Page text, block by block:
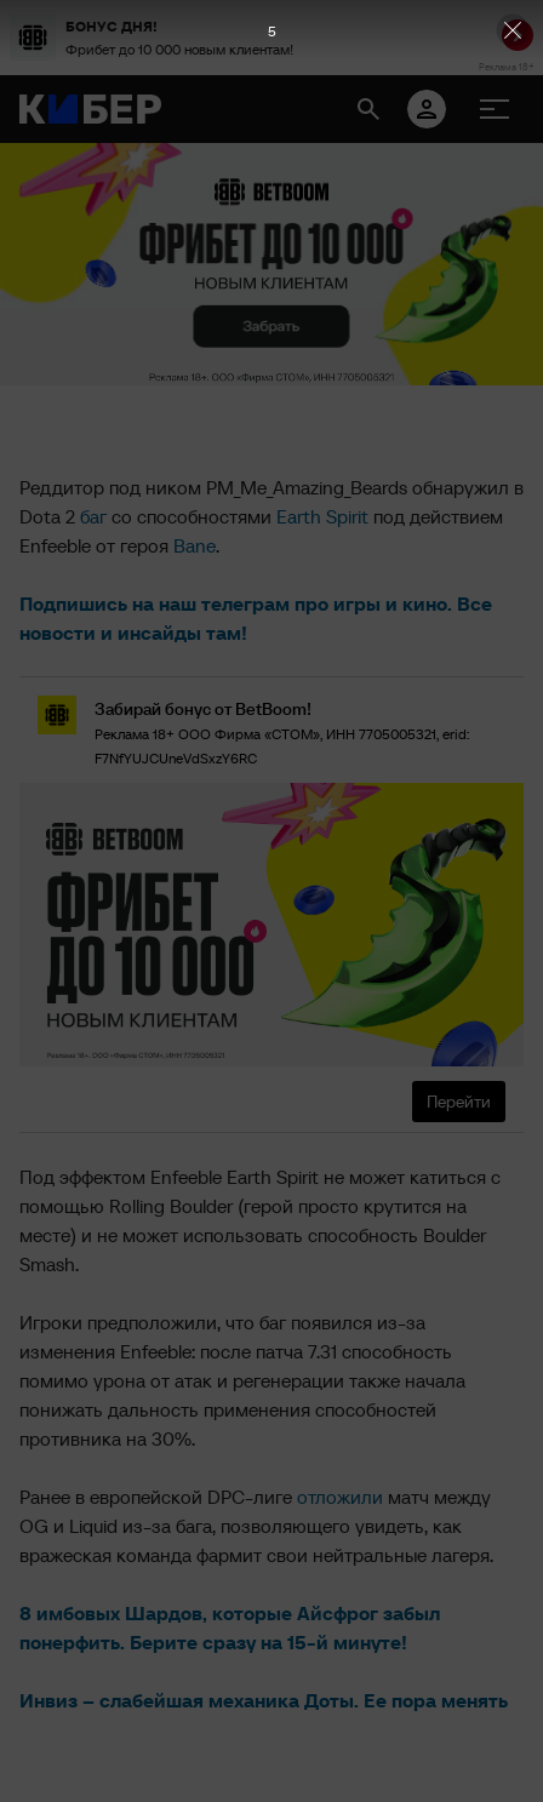
БОНУС ДНЯ!
Фрибет до 10 000 новым клиентам!
Реклама 18+
Реддитор под ником PM_Me_Amazing_Beards обнаружил в
Dota 2 баг со способностями Earth Spirit под действием
Enfeeble от героя Bane.
Подпишись на наш телеграм про игры и кино. Все
новости и инсайды там!
Забирай бонус от BetBoom!
Реклама 18+ ООО Фирма «СТОМ», ИНН 7705005321, erid:
F7NfYUJCUneVdSxzY6RC
Перейти
Под эффектом Enfeeble Earth Spirit не может катиться с
помощью Rolling Boulder (герой просто крутится на
месте) и не может использовать способность Boulder
Smash.
Игроки предположили, что баг появился из-за
изменения Enfeeble: после патча 7.31 способность
помимо урона от атак и регенерации также начала
понижать дальность применения способностей
противника на 30%.
Ранее в европейской DPC-лиге отложили матч между
OG и Liquid из-за бага, позволяющего увидеть, как
вражеская команда фармит свои нейтральные лагеря.
8 имбовых Шардов, которые Айсфрог забыл
понерфить. Берите сразу на 15-й минуте!
Инвиз – слабейшая механика Доты. Ее пора менять
4